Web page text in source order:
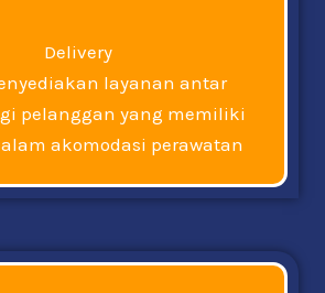
Delivery
layanan antar
pelanggan yang memiliki
akomodasi perawatan